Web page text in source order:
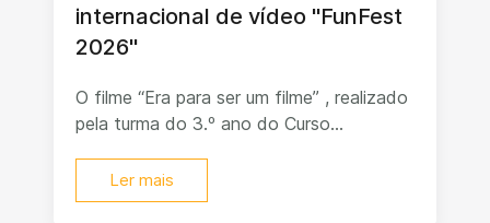
internacional de vídeo "FunFest
2026"
O filme “Era para ser um filme” , realizado
pela turma do 3.º ano do Curso...
Ler mais